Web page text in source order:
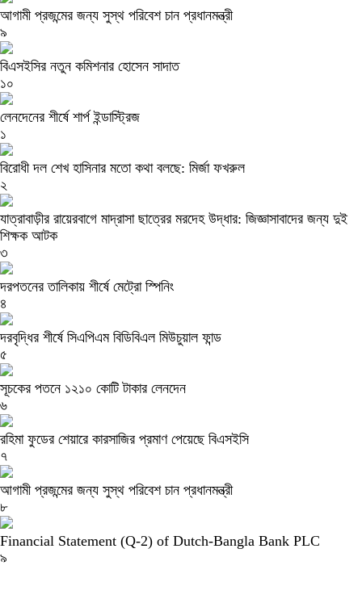
আগামী প্রজন্মের জন্য সুস্থ পরিবেশ চান প্রধানমন্ত্রী
৯
বিএসইসির নতুন কমিশনার হোসেন সাদাত
১০
লেনদেনের শীর্ষে শার্প ইন্ডাস্ট্রিজ
১
বিরোধী দল শেখ হাসিনার মতো কথা বলছে: মির্জা ফখরুল
২
যাত্রাবাড়ীর রায়েরবাগে মাদ্রাসা ছাত্রের মরদেহ উদ্ধার: জিজ্ঞাসাবাদের জন্য দুই
শিক্ষক আটক
৩
দরপতনের তালিকায় শীর্ষে মেট্রো স্পিনিং
৪
দরবৃদ্ধির শীর্ষে সিএপিএম বিডিবিএল মিউচুয়াল ফান্ড
৫
সূচকের পতনে ১২১০ কোটি টাকার লেনদেন
৬
রহিমা ফুডের শেয়ারে কারসাজির প্রমাণ পেয়েছে বিএসইসি
৭
আগামী প্রজন্মের জন্য সুস্থ পরিবেশ চান প্রধানমন্ত্রী
৮
Financial Statement (Q-2) of Dutch-Bangla Bank PLC
৯